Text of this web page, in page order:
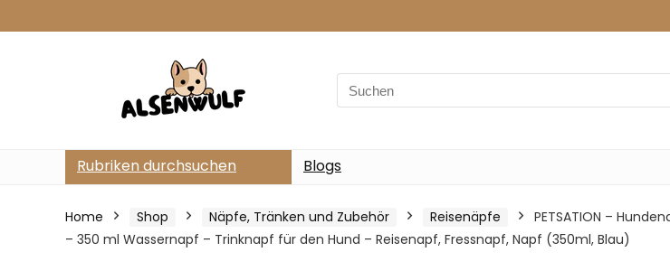
Search
for:
Rubriken durchsuchen Blogs
Home Shop Näpfe, Tränken und Zubehör Reisenäpfe
PETSATION –
– 350 ml Wassernapf – Trinknapf für den Hund – Reisenapf, Fressnapf, Napf (350ml, Blau)